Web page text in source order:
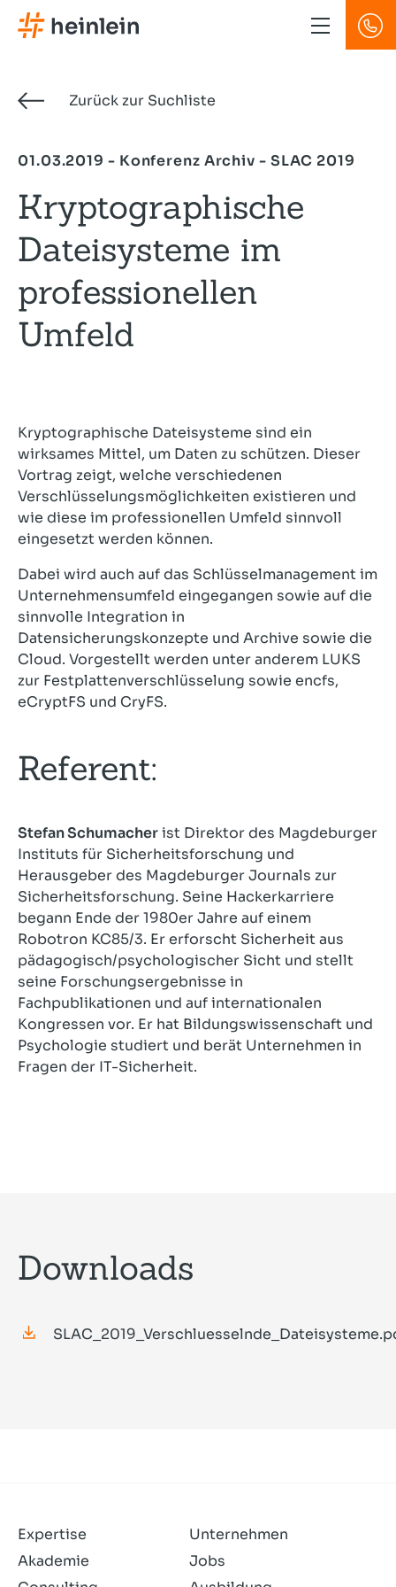
Direkt
zum
Zurück zur Suchliste
01.03.2019 - Konferenz Archiv - SLAC 2019
Kryptographische
Dateisysteme im
professionellen
Umfeld
Kryptographische Dateisysteme sind ein
wirksames Mittel, um Daten zu schützen. Dieser
Vortrag zeigt, welche verschiedenen
Verschlüsselungsmöglichkeiten existieren und
wie diese im professionellen Umfeld sinnvoll
eingesetzt werden können.
Dabei wird auch auf das Schlüsselmanagement im
Unternehmensumfeld eingegangen sowie auf die
sinnvolle Integration in
Datensicherungskonzepte und Archive sowie die
Cloud. Vorgestellt werden unter anderem LUKS
zur Festplattenverschlüsselung sowie encfs,
eCryptFS und CryFS.
Referent:
Stefan Schumacherist Direktor des Magdeburger
Instituts für Sicherheitsforschung und
Herausgeber des Magdeburger Journals zur
Sicherheitsforschung. Seine Hackerkarriere
begann Ende der 1980er Jahre auf einem
Robotron KC85/3. Er erforscht Sicherheit aus
pädagogisch/psychologischer Sicht und stellt
seine Forschungsergebnisse in
Fachpublikationen und auf internationalen
Kongressen vor. Er hat Bildungswissenschaft und
Psychologie studiert und berät Unternehmen in
Fragen der IT-Sicherheit.
Downloads
Expertise
Akademie
Unternehmen
Jobs